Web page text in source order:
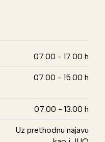
07.00 - 17.00 h
07.00 - 15.00 h
07.00 - 13.00 h
Uz prethodnu najavu